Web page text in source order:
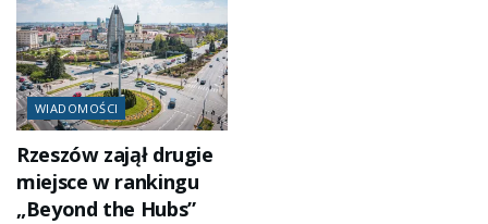
WIADOMOŚCI
Rzeszów zajął drugie
miejsce w rankingu
„Beyond the Hubs”